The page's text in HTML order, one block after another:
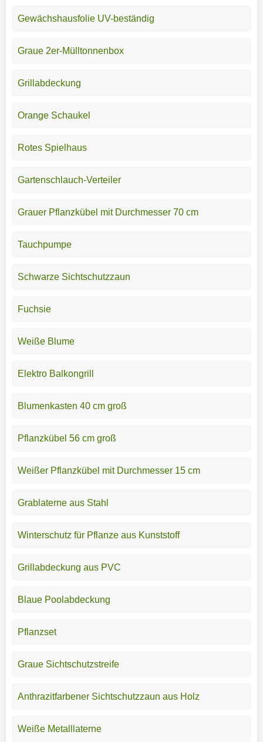
Gewächshausfolie UV-beständig
Graue 2er-Mülltonnenbox
Grillabdeckung
Orange Schaukel
Rotes Spielhaus
Gartenschlauch-Verteiler
Grauer Pflanzkübel mit Durchmesser 70 cm
Tauchpumpe
Schwarze Sichtschutzzaun
Fuchsie
Weiße Blume
Elektro Balkongrill
Blumenkasten 40 cm groß
Pflanzkübel 56 cm groß
Weißer Pflanzkübel mit Durchmesser 15 cm
Grablaterne aus Stahl
Winterschutz für Pflanze aus Kunststoff
Grillabdeckung aus PVC
Blaue Poolabdeckung
Pflanzset
Graue Sichtschutzstreife
Anthrazitfarbener Sichtschutzzaun aus Holz
Weiße Metalllaterne